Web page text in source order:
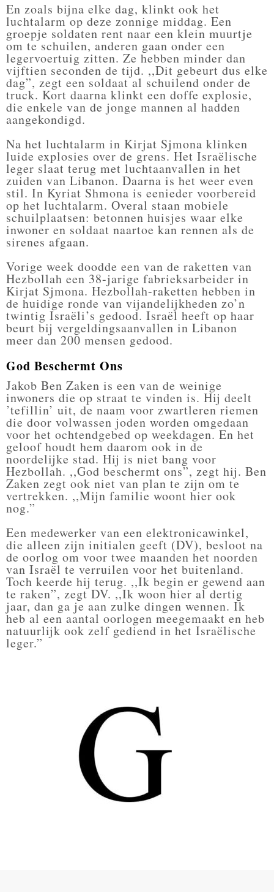
En zoals bijna elke dag, klinkt ook het
luchtalarm op deze zonnige middag. Een
groepje soldaten rent naar een klein muurtje
om te schuilen, anderen gaan onder een
legervoertuig zitten. Ze hebben minder dan
vijftien seconden de tijd. ,,Dit gebeurt dus elke
dag”, zegt een soldaat al schuilend onder de
truck. Kort daarna klinkt een doffe explosie,
die enkele van de jonge mannen al hadden
aangekondigd.
Na het luchtalarm in Kirjat Sjmona klinken
luide explosies over de grens. Het Israëlische
leger slaat terug met luchtaanvallen in het
zuiden van Libanon. Daarna is het weer even
stil. In Kyriat Shmona is eenieder voorbereid
op het luchtalarm. Overal staan mobiele
schuilplaatsen: betonnen huisjes waar elke
inwoner en soldaat naartoe kan rennen als de
sirenes afgaan.
Vorige week doodde een van de raketten van
Hezbollah een 38-jarige fabrieksarbeider in
Kirjat Sjmona. Hezbollah-raketten hebben in
de huidige ronde van vijandelijkheden zo’n
twintig Israëli’s gedood. Israël heeft op haar
beurt bij vergeldingsaanvallen in Libanon
meer dan 200 mensen gedood.
God Beschermt Ons
Jakob Ben Zaken is een van de weinige
inwoners die op straat te vinden is. Hij deelt
’tefillin’ uit, de naam voor zwartleren riemen
die door volwassen joden worden omgedaan
voor het ochtendgebed op weekdagen. En het
geloof houdt hem daarom ook in de
noordelijke stad. Hij is niet bang voor
Hezbollah. ,,God beschermt ons”, zegt hij. Ben
Zaken zegt ook niet van plan te zijn om te
vertrekken. ,,Mijn familie woont hier ook
nog.”
Een medewerker van een elektronicawinkel,
die alleen zijn initialen geeft (DV), besloot na
de oorlog om voor twee maanden het noorden
van Israël te verruilen voor het buitenland.
Toch keerde hij terug. ,,Ik begin er gewend aan
te raken”, zegt DV. ,,Ik woon hier al dertig
jaar, dan ga je aan zulke dingen wennen. Ik
heb al een aantal oorlogen meegemaakt en heb
natuurlijk ook zelf gediend in het Israëlische
leger.”